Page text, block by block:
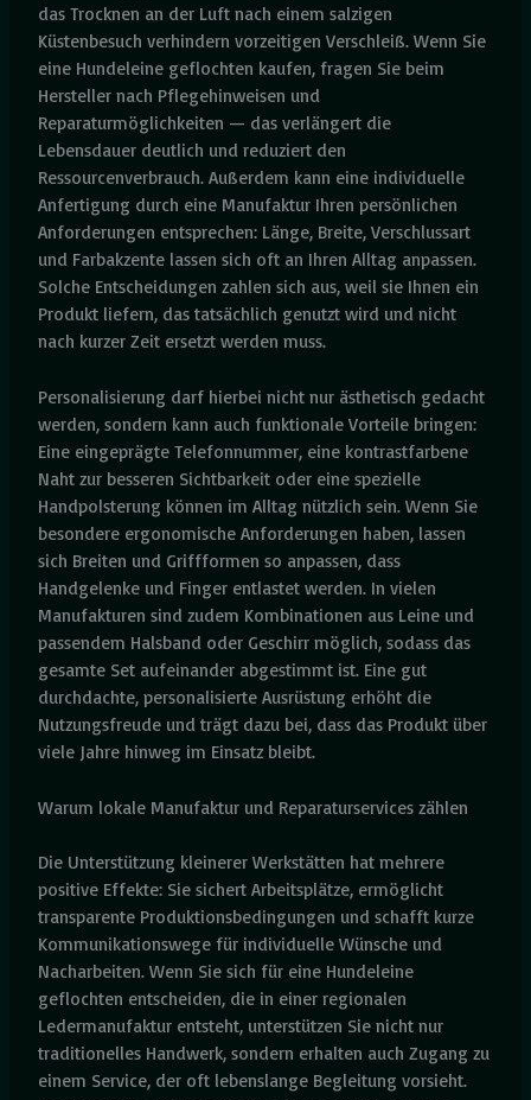
das Trocknen an der Luft nach einem salzigen
Küstenbesuch verhindern vorzeitigen Verschleiß. Wenn Sie
eine Hundeleine geflochten kaufen, fragen Sie beim
Hersteller nach Pflegehinweisen und
Reparaturmöglichkeiten — das verlängert die
Lebensdauer deutlich und reduziert den
Ressourcenverbrauch. Außerdem kann eine individuelle
Anfertigung durch eine Manufaktur Ihren persönlichen
Anforderungen entsprechen: Länge, Breite, Verschlussart
und Farbakzente lassen sich oft an Ihren Alltag anpassen.
Solche Entscheidungen zahlen sich aus, weil sie Ihnen ein
Produkt liefern, das tatsächlich genutzt wird und nicht
nach kurzer Zeit ersetzt werden muss.
Personalisierung darf hierbei nicht nur ästhetisch gedacht
werden, sondern kann auch funktionale Vorteile bringen:
Eine eingeprägte Telefonnummer, eine kontrastfarbene
Naht zur besseren Sichtbarkeit oder eine spezielle
Handpolsterung können im Alltag nützlich sein. Wenn Sie
besondere ergonomische Anforderungen haben, lassen
sich Breiten und Griffformen so anpassen, dass
Handgelenke und Finger entlastet werden. In vielen
Manufakturen sind zudem Kombinationen aus Leine und
passendem Halsband oder Geschirr möglich, sodass das
gesamte Set aufeinander abgestimmt ist. Eine gut
durchdachte, personalisierte Ausrüstung erhöht die
Nutzungsfreude und trägt dazu bei, dass das Produkt über
viele Jahre hinweg im Einsatz bleibt.
Warum lokale Manufaktur und Reparaturservices zählen
Die Unterstützung kleinerer Werkstätten hat mehrere
positive Effekte: Sie sichert Arbeitsplätze, ermöglicht
transparente Produktionsbedingungen und schafft kurze
Kommunikationswege für individuelle Wünsche und
Nacharbeiten. Wenn Sie sich für eine Hundeleine
geflochten entscheiden, die in einer regionalen
Ledermanufaktur entsteht, unterstützen Sie nicht nur
traditionelles Handwerk, sondern erhalten auch Zugang zu
einem Service, der oft lebenslange Begleitung vorsieht.